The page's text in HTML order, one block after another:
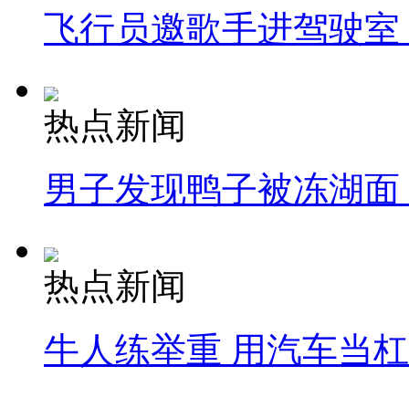
飞行员邀歌手进驾驶
热点新闻
男子发现鸭子被冻湖
热点新闻
牛人练举重 用汽车当